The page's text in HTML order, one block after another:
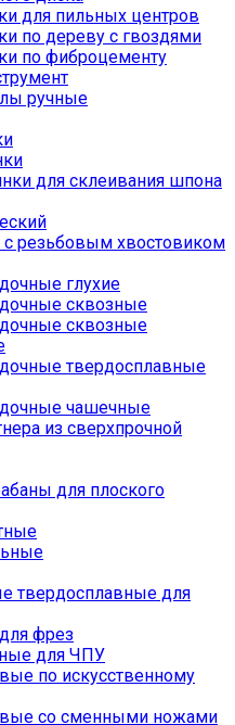
для пильных центров
по дереву с гвоздями
по фиброцементу
ручные
для склеивания шпона
с резьбовым хвостовиком
глухие
сквозные
сквозные
твердосплавные
чашечные
из сверхпрочной
для плоского
твердосплавные для
фрез
для ЧПУ
по искусственному
со сменными ножами